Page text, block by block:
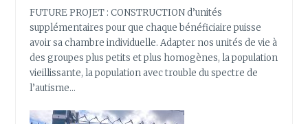
FUTURE PROJET : CONSTRUCTION d’unités
supplémentaires pour que chaque bénéficiaire puisse
avoir sa chambre individuelle. Adapter nos unités de vie à
des groupes plus petits et plus homogènes, la population
vieillissante, la population avec trouble du spectre de
l’autisme…